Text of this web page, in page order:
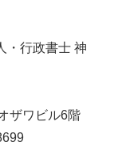
・行政書士 神
ザワビル6階